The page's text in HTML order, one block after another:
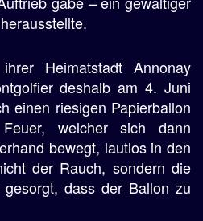
Heimatstadt Annonay
deshalb am 4. Juni
einen riesigen Papierballon
welcher sich dann
bewegt, lautlos in den
der Rauch, sondern die
dass der Ballon zu